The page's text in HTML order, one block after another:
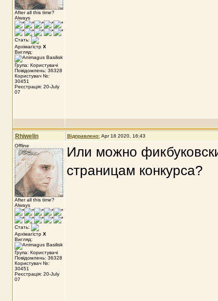
After all this time?
Always
Стать:
Архімагістр X
Вигляд:
Група: Користувачі
Повідомлень: 36328
Користувач №:
30451
Реєстрація: 20-July
07
Rhiwelin Відправлено: Apr 18 2020, 16:43
Offline
After all this time?
Always
Стать:
Архімагістр X
Вигляд:
Група: Користувачі
Повідомлень: 36328
Користувач №:
30451
Реєстрація: 20-July
07
Или можно
страницам конкурса?